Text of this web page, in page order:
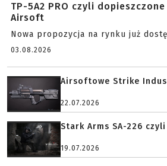
TP-5A2 PRO czyli
Airsoft
Nowa propozycja na rynku już
03.08.2026
Airsoftowe Strike
22.07.2026
Stark Arms SA-226
19.07.2026